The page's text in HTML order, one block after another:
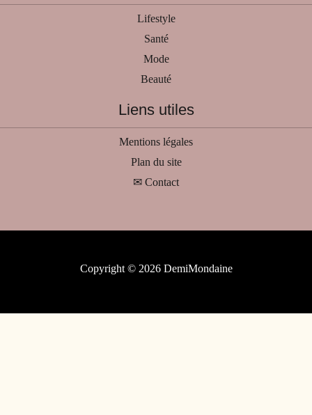
Lifestyle
Santé
Mode
Beauté
Liens utiles
Mentions légales
Plan du site
✉ Contact
Copyright © 2026 DemiMondaine